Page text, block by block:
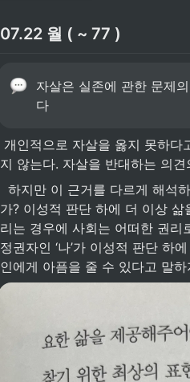
07.22 월 ( ~ 77 )
자살은 실존에 관한 문제
다
지 않는다. 자살을 반대하는 의
가? 이성적 판단 하에 더 이상
리는 경우에 사회는 어떠한 권리
정권자인 ‘나’가 이성적 판단 하
인에게 아픔을 줄 수 있다고 말